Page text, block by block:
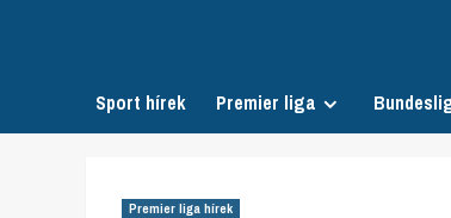
Sport hírek Premier liga
Premier liga hírek